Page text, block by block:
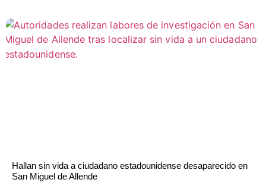
Hallan sin vida a ciudadano estadounidense desaparecido en
San Miguel de Allende